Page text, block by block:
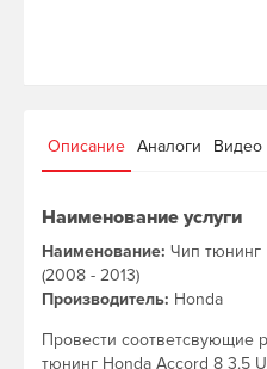
Описание Аналоги Видео
Наименование услуги
Наименование: Чип тюнинг
(2008 - 2013)
Производитель: Honda
Провести соответсвующие
тюнинг Honda Accord 8 3.5